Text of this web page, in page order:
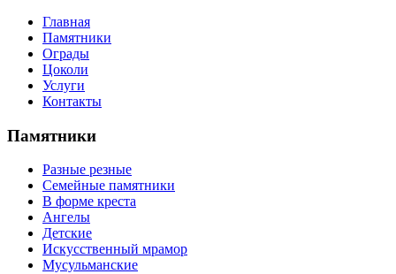
Главная
Памятники
Ограды
Цоколи
Услуги
Контакты
Памятники
Разные резные
Семейные памятники
В форме креста
Ангелы
Детские
Искусственный мрамор
Мусульманские